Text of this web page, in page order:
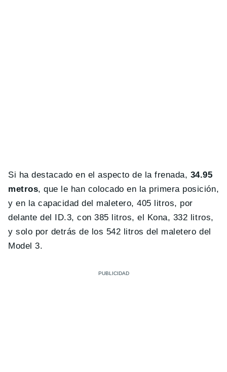
Si ha destacado en el aspecto de la frenada, 34.95
metros, que le han colocado en la primera posición,
y en la capacidad del maletero, 405 litros, por
delante del ID.3, con 385 litros, el Kona, 332 litros,
y solo por detrás de los 542 litros del maletero del
Model 3.